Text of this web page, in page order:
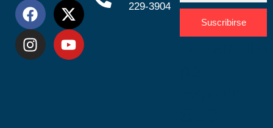
229-3904
Suscribirse